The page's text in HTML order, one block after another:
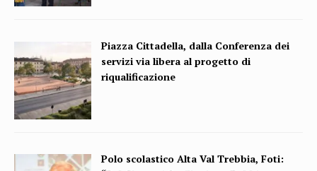
Piazza Cittadella, dalla Conferenza dei
servizi via libera al progetto di
riqualificazione
Polo scolastico Alta Val Trebbia, Foti: